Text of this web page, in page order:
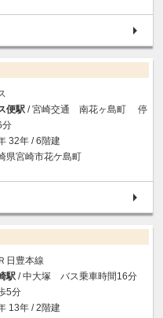
便駅 / 宮崎交通 南花ヶ島町 停
分
32年 / 6階建
県宮崎市花ケ島町
日豊本線
駅 / 中大塚 バス乗車時間16分
5分
13年 / 2階建